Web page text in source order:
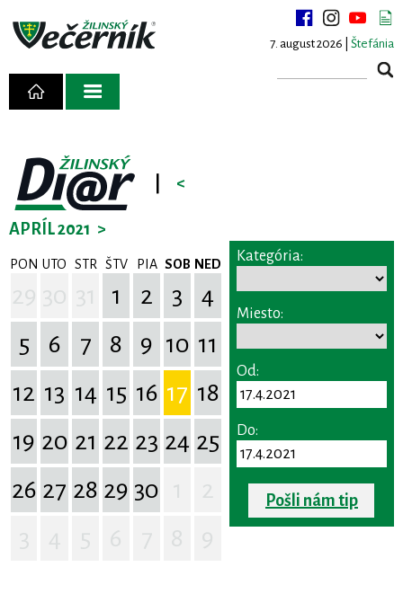
7. august 2026 | Štefánia
<
APRÍL 2021 >
PON UTO STR ŠTV PIA SOB NED
1 2 3
4
5
6 7 8 9 10 11
12 13 14 15 16 17 18
19 20 21 22 23 24 25
26 27 28 29 30
Kategória:
Miesto:
Od:
Do:
Pošli nám tip